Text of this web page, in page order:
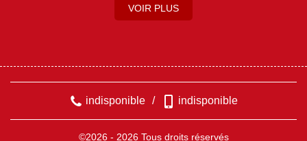
VOIR PLUS
indisponible / indisponible
©2026 - 2026 Tous droits réservés